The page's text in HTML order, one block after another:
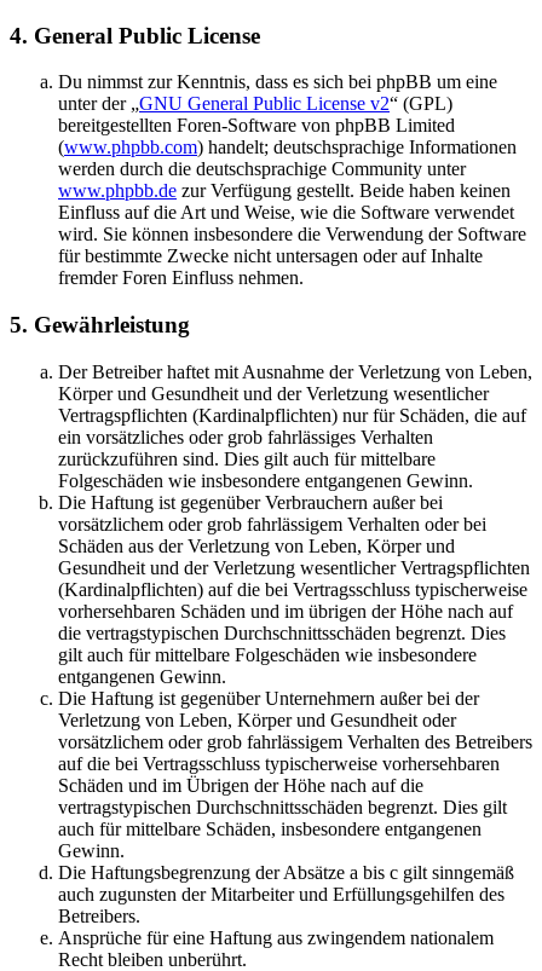
4. General Public License
Du nimmst zur Kenntnis, dass es sich bei phpBB um eine
unter der „GNU General Public License v2“ (GPL)
bereitgestellten Foren-Software von phpBB Limited
(www.phpbb.com) handelt; deutschsprachige Informationen
werden durch die deutschsprachige Community unter
www.phpbb.de zur Verfügung gestellt. Beide haben keinen
Einfluss auf die Art und Weise, wie die Software verwendet
wird. Sie können insbesondere die Verwendung der Software
für bestimmte Zwecke nicht untersagen oder auf Inhalte
fremder Foren Einfluss nehmen.
5. Gewährleistung
Der Betreiber haftet mit Ausnahme der Verletzung von Leben,
Körper und Gesundheit und der Verletzung wesentlicher
Vertragspflichten (Kardinalpflichten) nur für Schäden, die auf
ein vorsätzliches oder grob fahrlässiges Verhalten
zurückzuführen sind. Dies gilt auch für mittelbare
Folgeschäden wie insbesondere entgangenen Gewinn.
Die Haftung ist gegenüber Verbrauchern außer bei
vorsätzlichem oder grob fahrlässigem Verhalten oder bei
Schäden aus der Verletzung von Leben, Körper und
Gesundheit und der Verletzung wesentlicher Vertragspflichten
(Kardinalpflichten) auf die bei Vertragsschluss typischerweise
vorhersehbaren Schäden und im übrigen der Höhe nach auf
die vertragstypischen Durchschnittsschäden begrenzt. Dies
gilt auch für mittelbare Folgeschäden wie insbesondere
entgangenen Gewinn.
Die Haftung ist gegenüber Unternehmern außer bei der
Verletzung von Leben, Körper und Gesundheit oder
vorsätzlichem oder grob fahrlässigem Verhalten des Betreibers
auf die bei Vertragsschluss typischerweise vorhersehbaren
Schäden und im Übrigen der Höhe nach auf die
vertragstypischen Durchschnittsschäden begrenzt. Dies gilt
auch für mittelbare Schäden, insbesondere entgangenen
Gewinn.
Die Haftungsbegrenzung der Absätze a bis c gilt sinngemäß
auch zugunsten der Mitarbeiter und Erfüllungsgehilfen des
Betreibers.
Ansprüche für eine Haftung aus zwingendem nationalem
Recht bleiben unberührt.